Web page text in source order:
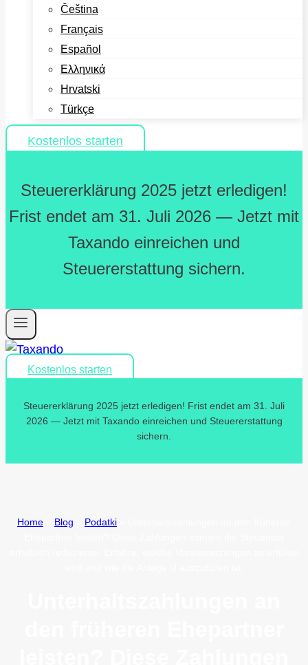
Čeština
Français
Español
Ελληνικά
Hrvatski
Türkçe
Kostenlos starten
Steuererklärung 2025 jetzt erledigen!
Frist endet am 31. Juli 2026 — Jetzt mit
Taxando einreichen und
Steuererstattung sichern.
Kostenlos starten
Steuererklärung 2025 jetzt erledigen! Frist endet am 31. Juli
2026 — Jetzt mit Taxando einreichen und Steuererstattung
sichern.
Home Blog Podatki